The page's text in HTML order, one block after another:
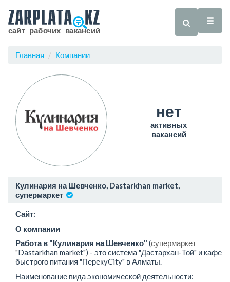
Главная Компании
нет
активных
вакансий
Кулинария на Шевченко, Dastarkhan market,
супермаркет
Сайт:
О компании
Работа в "Кулинария на Шевченко" (супермаркет
"Dastarkhan market") - это система "Дастархан-Той" и кафе
быстрого питания "ПерекуCity" в Алматы.
Наименование вида экономической деятельности: